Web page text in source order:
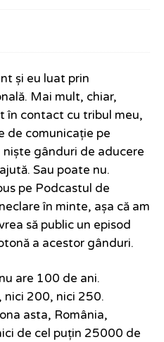
și eu luat prin
Mai mult, chiar,
în contact cu tribul meu,
de comunicație pe
niște gânduri de aducere
Sau poate nu.
pe Podcastul de
în minte, așa că am
să public un episod
a acestor gânduri.
are 100 de ani.
nici 200, nici 250.
asta, România,
de cel puțin 25000 de